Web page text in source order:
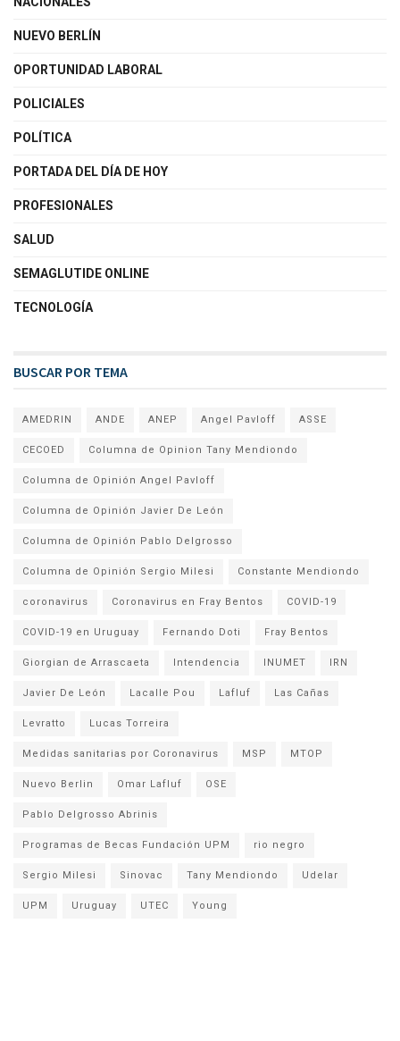
NUEVO BERLÍN
OPORTUNIDAD LABORAL
POLICIALES
POLÍTICA
PORTADA DEL DÍA DE HOY
PROFESIONALES
SALUD
SEMAGLUTIDE ONLINE
TECNOLOGÍA
BUSCAR POR TEMA
AMEDRIN ANDE ANEP Angel Pavloff ASSE
CECOED Columna de Opinion Tany Mendiondo
Columna de Opinión Angel Pavloff
Columna de Opinión Javier De León
Columna de Opinión Pablo Delgrosso
Columna de Opinión Sergio Milesi Constante Mendiondo
coronavirus Coronavirus en Fray Bentos COVID-19
COVID-19 en Uruguay Fernando Doti Fray Bentos
Giorgian de Arrascaeta Intendencia INUMET IRN
Javier De León Lacalle Pou Lafluf Las Cañas
Levratto Lucas Torreira
Medidas sanitarias por Coronavirus MSP MTOP
Nuevo Berlin Omar Lafluf OSE
Pablo Delgrosso Abrinis
Programas de Becas Fundación UPM rio negro
Sergio Milesi Sinovac Tany Mendiondo Udelar
UPM Uruguay UTEC Young